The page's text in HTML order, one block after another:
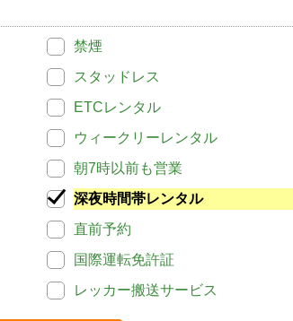
禁煙
スタッドレス
ETCレンタル
ウィークリーレンタル
朝7時以前も営業
深夜時間帯レンタル
直前予約
国際運転免許証
レッカー搬送サービス